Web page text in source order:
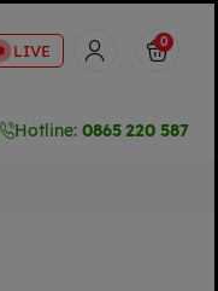
LIVE 0
Hotline: 0865 220 587